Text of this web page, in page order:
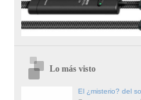
Lo más visto
El ¿misterio? del